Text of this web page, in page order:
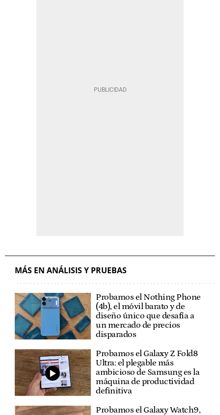
MÁS EN ANÁLISIS Y PRUEBAS
Probamos el Nothing Phone
(4b), el móvil barato y de
diseño único que desafía a
un mercado de precios
disparados
Probamos el Galaxy Z Fold8
Ultra: el plegable más
ambicioso de Samsung es la
máquina de productividad
definitiva
Probamos el Galaxy Watch9,